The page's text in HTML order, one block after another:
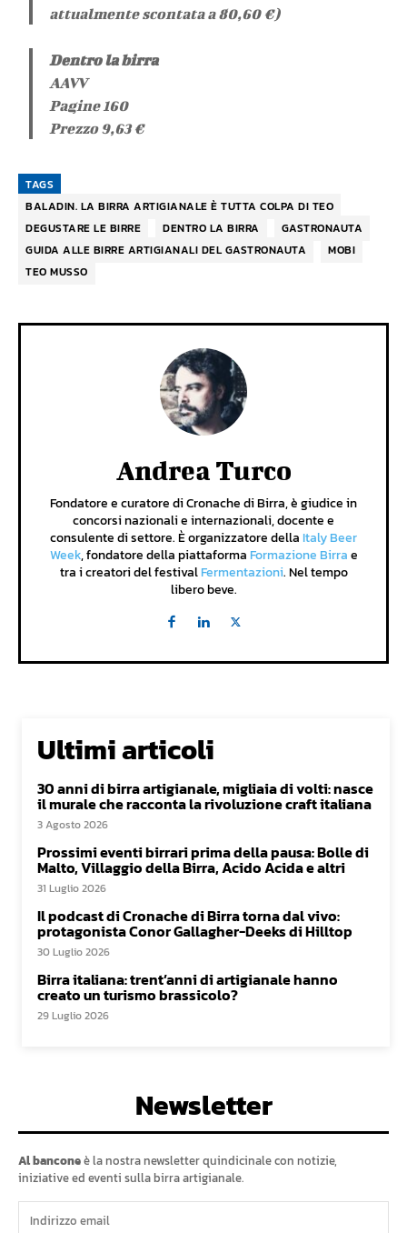
attualmente scontata a 80,60 €)
Dentro la birra
AAVV
Pagine 160
Prezzo 9,63 €
TAGS
BALADIN. LA BIRRA ARTIGIANALE È TUTTA COLPA DI TEO
DEGUSTARE LE BIRRE
DENTRO LA BIRRA
GASTRONAUTA
GUIDA ALLE BIRRE ARTIGIANALI DEL GASTRONAUTA
MOBI
TEO MUSSO
Andrea Turco
Fondatore e curatore di Cronache di Birra, è giudice in
concorsi nazionali e internazionali, docente e
consulente di settore. È organizzatore della Italy Beer
Week, fondatore della piattaforma Formazione Birrae
tra i creatori del festivalFermentazioni. Nel tempo
libero beve.
Ultimi articoli
30 anni di birra artigianale, migliaia di volti: nasce
il murale che racconta la rivoluzione craft italiana
3 Agosto 2026
Prossimi eventi birrari prima della pausa: Bolle di
Malto, Villaggio della Birra, Acido Acida e altri
31 Luglio 2026
Il podcast di Cronache di Birra torna dal vivo:
protagonista Conor Gallagher-Deeks di Hilltop
30 Luglio 2026
Birra italiana: trent’anni di artigianale hanno
creato un turismo brassicolo?
29 Luglio 2026
Newsletter
Al banconeè la nostra newsletter quindicinale con notizie,
iniziative ed eventi sulla birra artigianale.